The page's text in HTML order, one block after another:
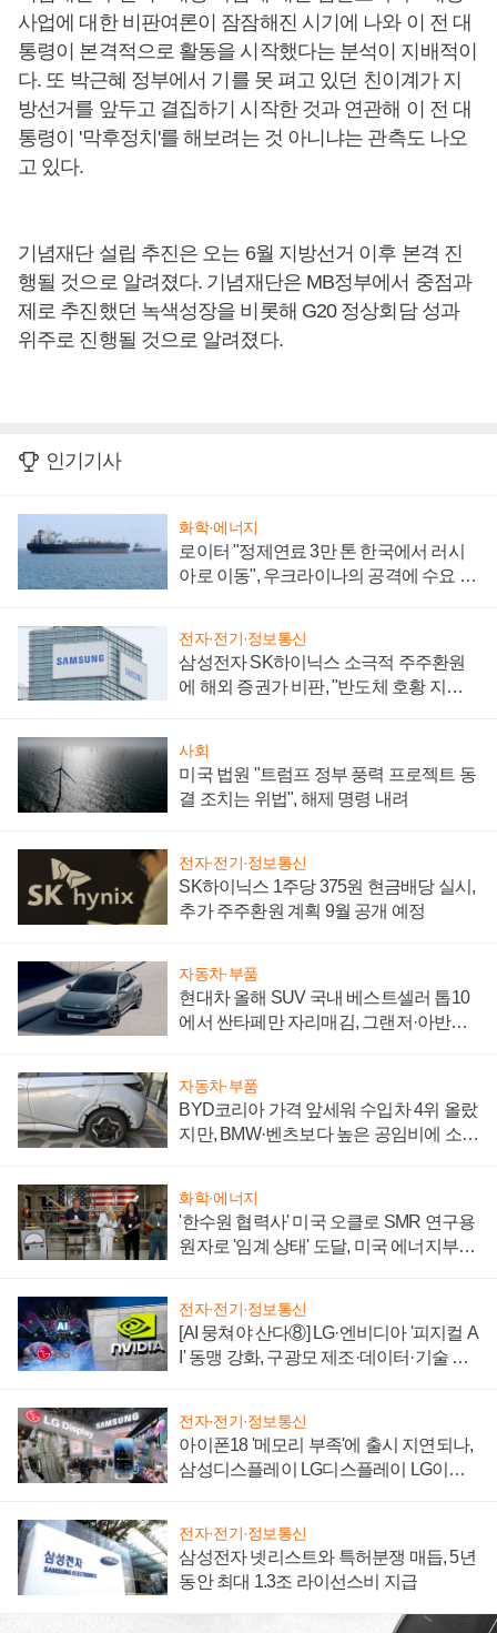
사업에 대한 비판여론이 잠잠해진 시기에 나와 이 전 대
통령이 본격적으로 활동을 시작했다는 분석이 지배적이
다. 또 박근혜 정부에서 기를 못 펴고 있던 친이계가 지
방선거를 앞두고 결집하기 시작한 것과 연관해 이 전 대
통령이 '막후정치'를 해보려는 것 아니냐는 관측도 나오
고 있다.
기념재단 설립 추진은 오는 6월 지방선거 이후 본격 진
행될 것으로 알려졌다. 기념재단은 MB정부에서 중점과
제로 추진했던 녹색성장을 비롯해 G20 정상회담 성과
위주로 진행될 것으로 알려졌다.
인기기사
화학·에너지
로이터 "정제연료 3만 톤 한국에서 러시
아로 이동", 우크라이나의 공격에 수요 늘
전자·전기·정보통신
삼성전자 SK하이닉스 소극적 주주환원
에 해외 증권가 비판, "반도체 호황 지속
사회
미국 법원 "트럼프 정부 풍력 프로젝트 동
결 조치는 위법", 해제 명령 내려
전자·전기·정보통신
SK하이닉스 1주당 375원 현금배당 실시,
추가 주주환원 계획 9월 공개 예정
자동차·부품
현대차 올해 SUV 국내 베스트셀러 톱10
에서 싼타페만 자리매김, 그랜저·아반떼
자동차·부품
BYD코리아 가격 앞세워 수입차 4위 올랐
지만, BMW·벤츠보다 높은 공임비에 소비
화학·에너지
'한수원 협력사' 미국 오클로 SMR 연구용
원자로 '임계 상태' 도달, 미국 에너지부
전자·전기·정보통신
[AI 뭉쳐야 산다⑧] LG·엔비디아 '피지컬 A
I' 동맹 강화, 구광모 제조·데이터·기술 결
전자·전기·정보통신
아이폰18 '메모리 부족'에 출시 지연되나,
삼성디스플레이 LG디스플레이 LG이노
전자·전기·정보통신
삼성전자 넷리스트와 특허분쟁 매듭, 5년
동안 최대 1.3조 라이선스비 지급